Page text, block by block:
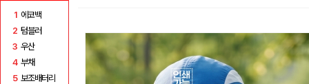
1 에코백
2 텀블러
3 우산
4 부채
5 보조배터리